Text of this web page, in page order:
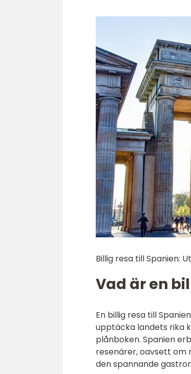
Billig resa till Spanien:
Vad är en
En billig resa till
upptäcka landets rika
plånboken. Spanien
resenärer, oavsett om
den spannande